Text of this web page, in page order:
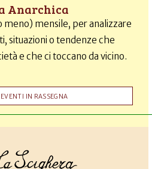
Anarchica
meno) mensile, per analizzare
situazioni o tendenze che
e che ci toccano da vicino.
IN RASSEGNA